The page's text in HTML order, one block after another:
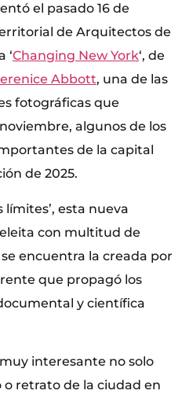
el pasado 16 de
de Arquitectos de
‘Changing New York‘, de
Abbott, una de las
fotográficas que
algunos de los
de la capital
de 2025.
límites’, esta nueva
con multitud de
encuentra la creada por
que propagó los
y científica
muy interesante no solo
retrato de la ciudad en